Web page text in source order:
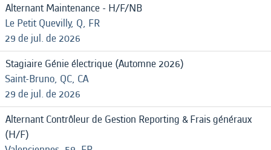
Alternant Maintenance - H/F/NB
Le Petit Quevilly, Q, FR
29 de jul. de 2026
Stagiaire Génie électrique (Automne 2026)
Saint-Bruno, QC, CA
29 de jul. de 2026
Alternant Contrôleur de Gestion Reporting & Frais généraux
(H/F)